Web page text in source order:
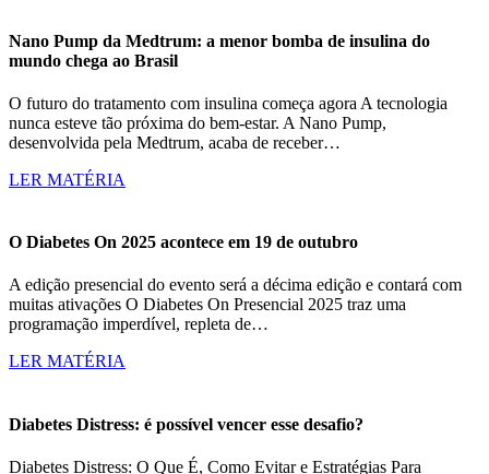
Nano Pump da Medtrum: a menor bomba de insulina do
mundo chega ao Brasil
O futuro do tratamento com insulina começa agora A tecnologia
nunca esteve tão próxima do bem-estar. A Nano Pump,
desenvolvida pela Medtrum, acaba de receber…
LER MATÉRIA
O Diabetes On 2025 acontece em 19 de outubro
A edição presencial do evento será a décima edição e contará com
muitas ativações O Diabetes On Presencial 2025 traz uma
programação imperdível, repleta de…
LER MATÉRIA
Diabetes Distress: é possível vencer esse desafio?
Diabetes Distress: O Que É, Como Evitar e Estratégias Para